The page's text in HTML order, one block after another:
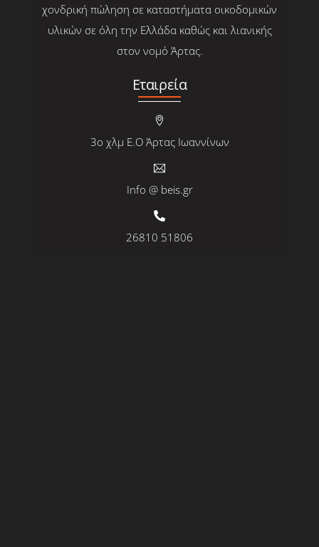
χονδρική πώληση σε καταστήματα οικοδομικών
υλικών σε όλη την Ελλάδα καθώς και λιανικής
στον νομό Άρτας.
Εταιρεία
3ο χλμ Ε.Ο Άρτας Ιωαννίνων
Info @ beis.gr
26810 51806